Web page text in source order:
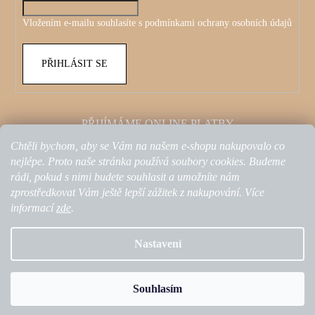
Chtěli bychom, aby se Vám na našem e-shopu nakupovalo co
nejlépe. Proto naše stránka používá soubory cookies. Budeme
rádi, pokud s nimi budete souhlasit a umožníte nám
zprostředkovat Vám ještě lepší zážitek z nakupování. Více
informací zde.
Nastavení
Souhlasím
Vložením e-mailu souhlasíte s podmínkami ochrany osobních údajů
PŘIHLÁSIT SE
PŘIJÍMÁME ONLINE PLATBY
NakódovaloRemedio Digital| Vytvořil Shoptet
Olestars by Kristina Petkovic
vyhrazena.Upravit nastavení cookies